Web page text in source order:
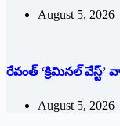
August 5, 2026
రేవంత్ ‘క్రిమినల్
August 5, 2026